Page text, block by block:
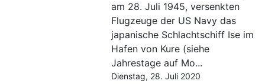
am 28. Juli 1945, versenkten
Flugzeuge der US Navy das
japanische Schlachtschiff Ise im
Hafen von Kure (siehe
Jahrestage auf Mo...
Dienstag, 28. Juli 2020